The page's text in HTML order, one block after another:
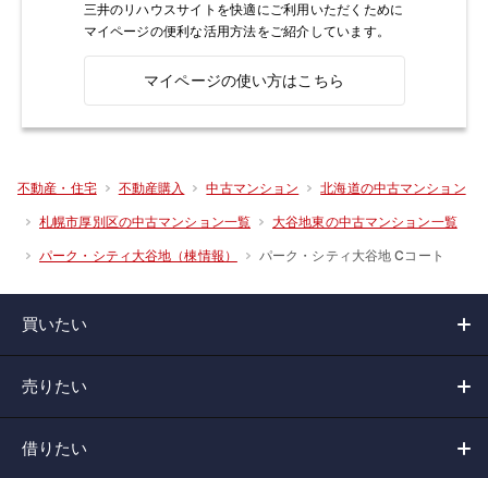
三井のリハウスサイトを快適にご利用いただくために
マイページの便利な活用方法をご紹介しています。
マイページの使い方はこちら
不動産・住宅 不動産購入 中古マンション 北海道の中古マンション
札幌市厚別区の中古マンション一覧 大谷地東の中古マンション一覧
パーク・シティ大谷地（棟情報） パーク・シティ大谷地 Cコート
買いたい
売りたい
借りたい